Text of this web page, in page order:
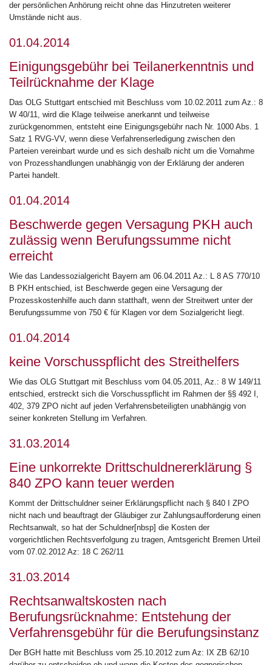
der persönlichen Anhörung reicht ohne das Hinzutreten weiterer
Umstände nicht aus.
01.04.2014
Einigungsgebühr bei Teilanerkenntnis und
Teilrücknahme der Klage
Das OLG Stuttgart entschied mit Beschluss vom 10.02.2011 zum Az.: 8
W 40/11, wird die Klage teilweise anerkannt und teilweise
zurückgenommen, entsteht eine Einigungsgebühr nach Nr. 1000 Abs. 1
Satz 1 RVG-VV, wenn diese Verfahrenserledigung zwischen den
Parteien vereinbart wurde und es sich deshalb nicht um die Vornahme
von Prozesshandlungen unabhängig von der Erklärung der anderen
Partei handelt.
01.04.2014
Beschwerde gegen Versagung PKH auch
zulässig wenn Berufungssumme nicht
erreicht
Wie das Landessozialgericht Bayern am 06.04.2011 Az.: L 8 AS 770/10
B PKH entschied, ist Beschwerde gegen eine Versagung der
Prozesskostenhilfe auch dann statthaft, wenn der Streitwert unter der
Berufungssumme von 750 € für Klagen vor dem Sozialgericht liegt.
01.04.2014
keine Vorschusspflicht des Streithelfers
Wie das OLG Stuttgart mit Beschluss vom 04.05.2011, Az.: 8 W 149/11
entschied, erstreckt sich die Vorschusspflicht im Rahmen der §§ 492 I,
402, 379 ZPO nicht auf jeden Verfahrensbeteiligten unabhängig von
seiner konkreten Stellung im Verfahren.
31.03.2014
Eine unkorrekte Drittschuldnererklärung §
840 ZPO kann teuer werden
Kommt der Drittschuldner seiner Erklärungspflicht nach § 840 I ZPO
nicht nach und beauftragt der Gläubiger zur Zahlungsaufforderung einen
Rechtsanwalt, so hat der Schuldner[nbsp] die Kosten der
vorgerichtlichen Rechtsverfolgung zu tragen, Amtsgericht Bremen Urteil
vom 07.02.2012 Az: 18 C 262/11
31.03.2014
Rechtsanwaltskosten nach
Berufungsrücknahme: Entstehung der
Verfahrensgebühr für die Berufungsinstanz
Der BGH hatte mit Beschluss vom 25.10.2012 zum Az: IX ZB 62/10